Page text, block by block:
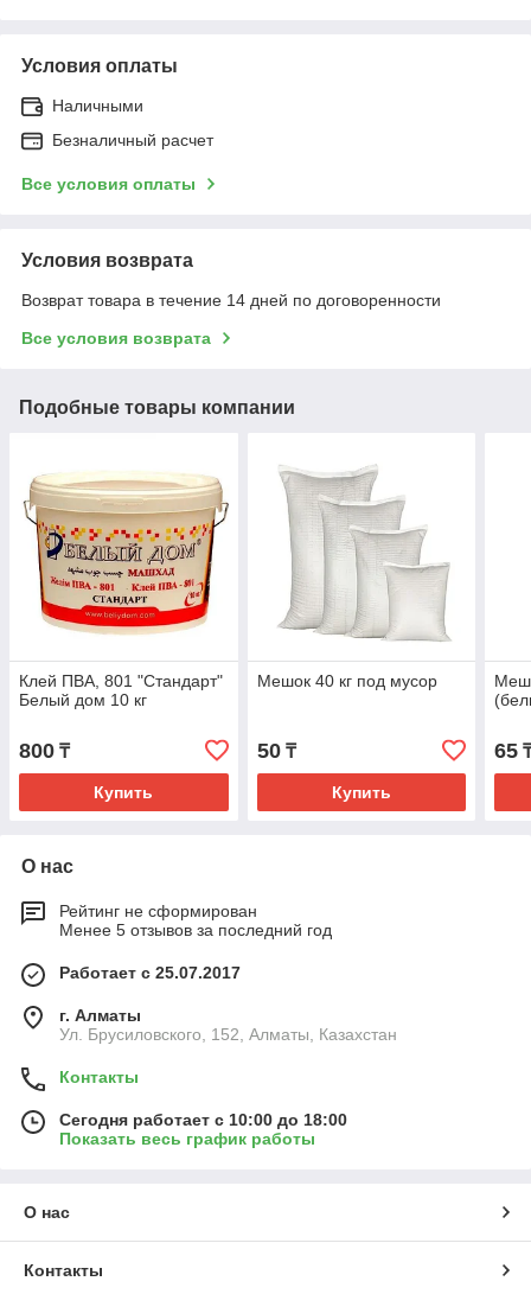
Условия оплаты
Наличными
Безналичный расчет
Все условия оплаты
Условия возврата
Возврат товара в течение 14 дней по договоренности
Все условия возврата
Подобные товары компании
Клей ПВА, 801 "Стандарт"
Белый дом 10 кг
800 ₸
Купить
Мешок 40 кг под мусор
50₸
Купить
65
О нас
Рейтинг не сформирован
Менее 5 отзывов за последний год
Работает с 25.07.2017
г. Алматы
Ул. Брусиловского, 152, Алматы, Казахстан
Контакты
Сегодня работает с 10:00 до 18:00
Показать весь график работы
О нас
Контакты